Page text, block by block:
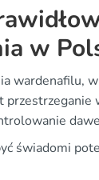
w
wardenafilu,
przestrzeganie
świadomi